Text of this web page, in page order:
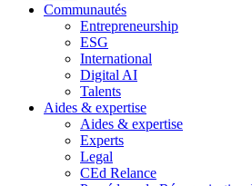
Communautés
Entrepreneurship
ESG
International
Digital AI
Talents
Aides & expertise
Aides & expertise
Experts
Legal
CEd Relance